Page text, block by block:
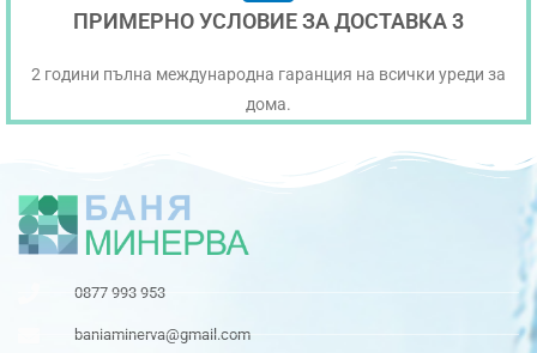
ПРИМЕРНО УСЛОВИЕ ЗА ДОСТАВКА 3
2 години пълна международна гаранция на всички уреди за
дома.
0877 993 953
baniaminerva@gmail.com